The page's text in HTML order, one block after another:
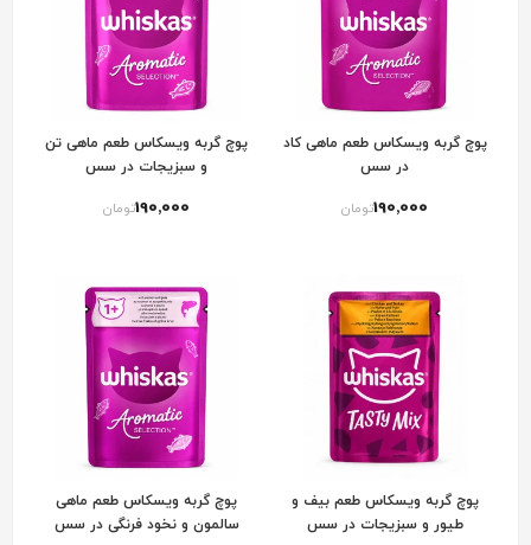
پوچ گربه ویسکاس طعم ماهی کاد
در سس
190٬000تومان
پوچ گربه ویسکاس طعم ماهی تن
و سبزیجات در سس
190٬000تومان
پوچ گربه ویسکاس طعم بیف و
طیور و سبزیجات در سس
پوچ گربه ویسکاس طعم ماهی
سالمون و نخود فرنگی در سس